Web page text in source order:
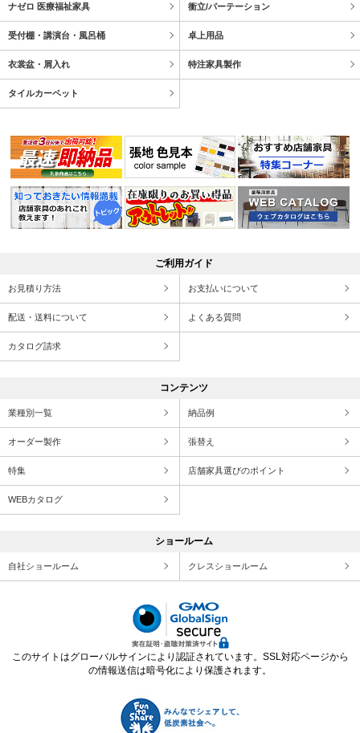
ナゼロ 医療福祉家具 衝立/パーテーション
受付棚・講演台・風呂桶 卓上用品
衣裳盆・屑入れ 特注家具製作
タイルカーペット
ご利用ガイド
お見積り方法 お支払いについて
配送・送料について よくある質問
カタログ請求
コンテンツ
業種別一覧 納品例
オーダー製作 張替え
特集 店舗家具選びのポイント
WEBカタログ
ショールーム
自社ショールーム クレスショールーム
このサイトはグローバルサインにより認証されています。SSL対応ページから
の情報送信は暗号化により保護されます。